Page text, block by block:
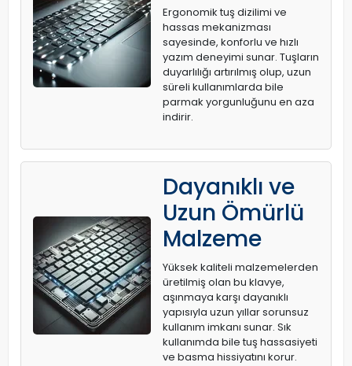
Ergonomik tuş dizilimi ve
hassas mekanizması
sayesinde, konforlu ve hızlı
yazım deneyimi sunar. Tuşların
duyarlılığı artırılmış olup, uzun
süreli kullanımlarda bile
parmak yorgunluğunu en aza
indirir.
Dayanıklı ve
Uzun Ömürlü
Malzeme
Yüksek kaliteli malzemelerden
üretilmiş olan bu klavye,
aşınmaya karşı dayanıklı
yapısıyla uzun yıllar sorunsuz
kullanım imkanı sunar. Sık
kullanımda bile tuş hassasiyeti
ve basma hissiyatını korur.